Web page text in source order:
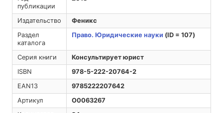
публикации
Издательство
Феникс
Раздел
каталога
Право. Юридические науки (ID = 107)
Серия книги
Консультирует юрист
ISBN
978-5-222-20764-2
EAN13
9785222207642
Артикул
O0063267